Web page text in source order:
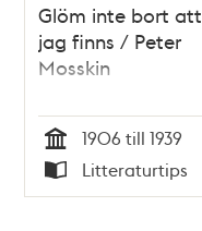
Glöm inte bort att
jag finns / Peter
Mosskin
Tid
1906 till 1939
Typ
Litteraturtips